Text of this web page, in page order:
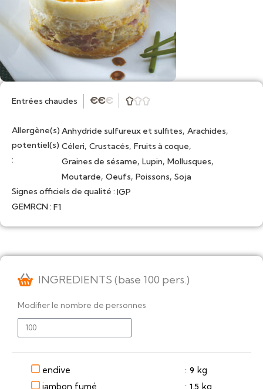
Entrées chaudes ★★★ 
Allergène(s)
potentiel(s)
:
Anhydride sulfureux et sulfites, Arachides,
Céleri, Crustacés, Fruits à coque,
Graines de sésame, Lupin, Mollusques,
Moutarde, Oeufs, Poissons, Soja
Signes officiels de qualité : IGP
GEMRCN : F1
INGREDIENTS (base 100 pers.)
Modifier le nombre de personnes
endive : 9 kg
jambon fumé
: 1.5 kg